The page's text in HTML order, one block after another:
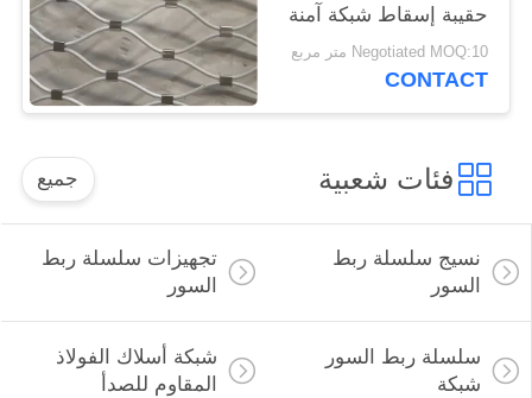
حقيبة إسقاط شبكة آمنة
للضوء الكاشف
Negotiated MOQ:10 متر مربع
CONTACT
فئات شعبية جميع
نسيج سلسلة ربط
السور
تجهيزات سلسلة ربط
السور
سلسلة ربط السور
شبكة
شبكة أسلاك الفولاذ
المقاوم للصدأ